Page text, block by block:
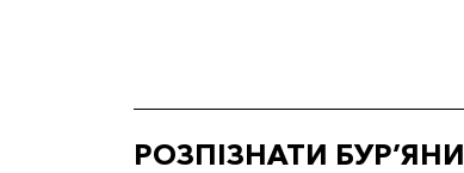
РОЗПІЗНАТИ БУР’ЯНИ